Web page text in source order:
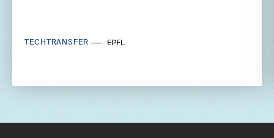
TECHTRANSFER EPFL